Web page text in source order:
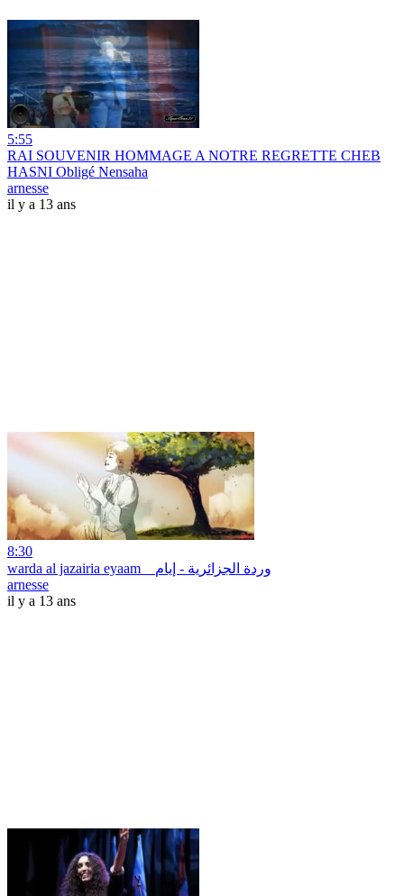
5:55
RAI SOUVENIR HOMMAGE A NOTRE REGRETTE CHEB
HASNI Obligé Nensaha
arnesse
il y a 13 ans
8:30
warda al jazairia eyaam _ وردة الجزائرية - إيام
arnesse
il y a 13 ans